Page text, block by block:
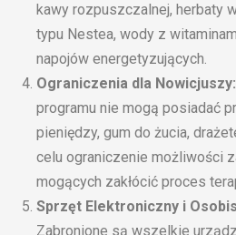
kawy rozpuszczalnej, herbaty
typu Nestea, wody z
napojów energetyzujących.
Ograniczenia dla Nowicjuszy:
programu nie mogą posiadać
pieniędzy, gum do żucia,
celu ograniczenie możliwości
mogących zakłócić proces
Sprzęt Elektroniczny i
Zabronione są wszelkie